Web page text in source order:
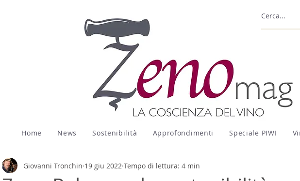
Home News Sostenibilità Approfondimenti Speciale PIWI
Giovanni Tronchin 19 giu 2022 Tempo di lettura: 4 min